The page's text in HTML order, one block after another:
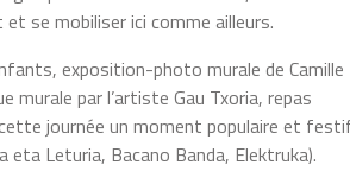
se mobiliser ici comme ailleurs.
exposition-photo murale de Camille
murale par l’artiste Gau Txoria, repas
journée un moment populaire et
eta Leturia, Bacano Banda, Elektruka).